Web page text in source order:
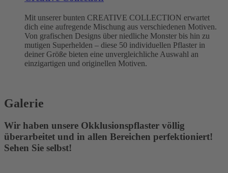
Mit unserer bunten CREATIVE COLLECTION erwartet
dich eine aufregende Mischung aus verschiedenen Motiven.
Von grafischen Designs über niedliche Monster bis hin zu
mutigen Superhelden – diese 50 individuellen Pflaster in
deiner Größe bieten eine unvergleichliche Auswahl an
einzigartigen und originellen Motiven.
Galerie
Wir haben unsere Okklusionspflaster völlig
überarbeitet und in allen Bereichen perfektioniert!
Sehen Sie selbst!